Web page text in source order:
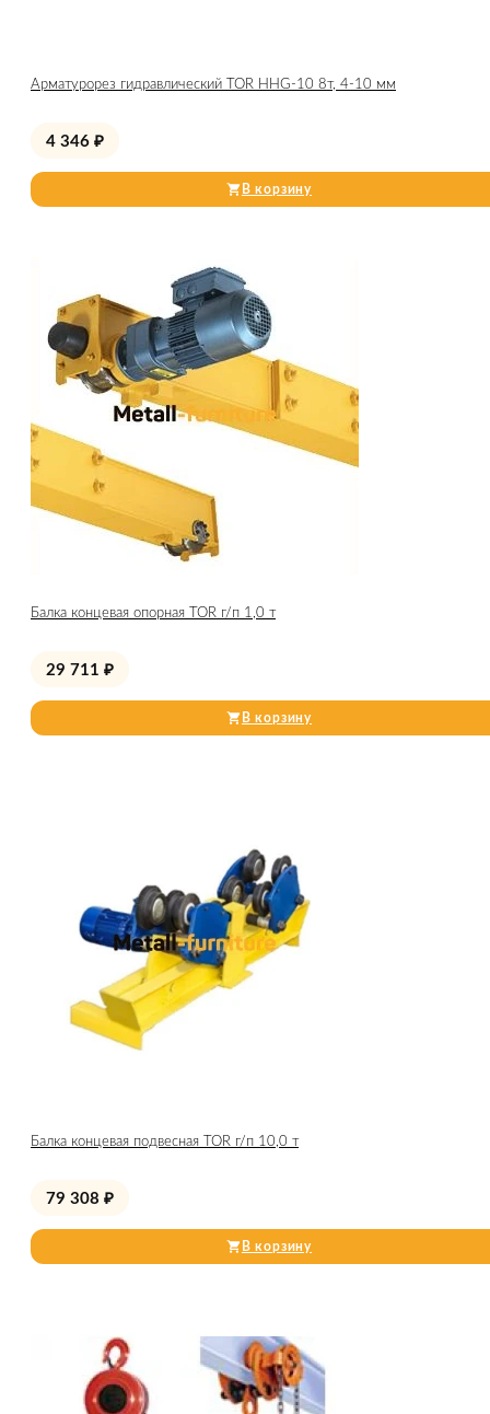
Арматурорез гидравлический TOR HHG-10 8т, 4-10 мм
4 346 ₽
В корзину
Балка концевая опорная TOR г/п 1,0 т
29 711 ₽
В корзину
Балка концевая подвесная TOR г/п 10,0 т
79 308 ₽
В корзину